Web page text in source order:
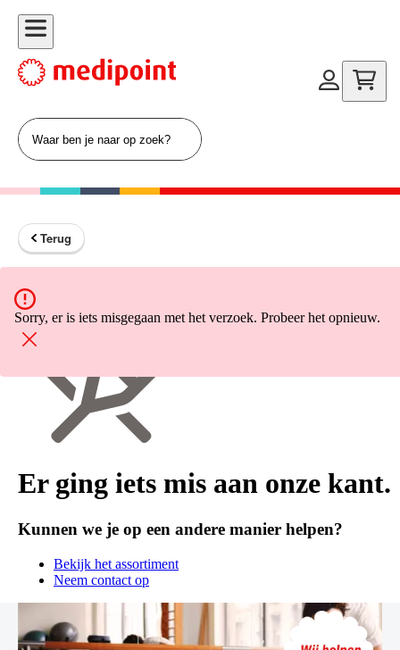
Terug
Sorry, er is iets misgegaan met het verzoek. Probeer het opnieuw.
Er ging iets mis aan onze kant.
Kunnen we je op een andere manier helpen?
Bekijk het assortiment
Neem contact op